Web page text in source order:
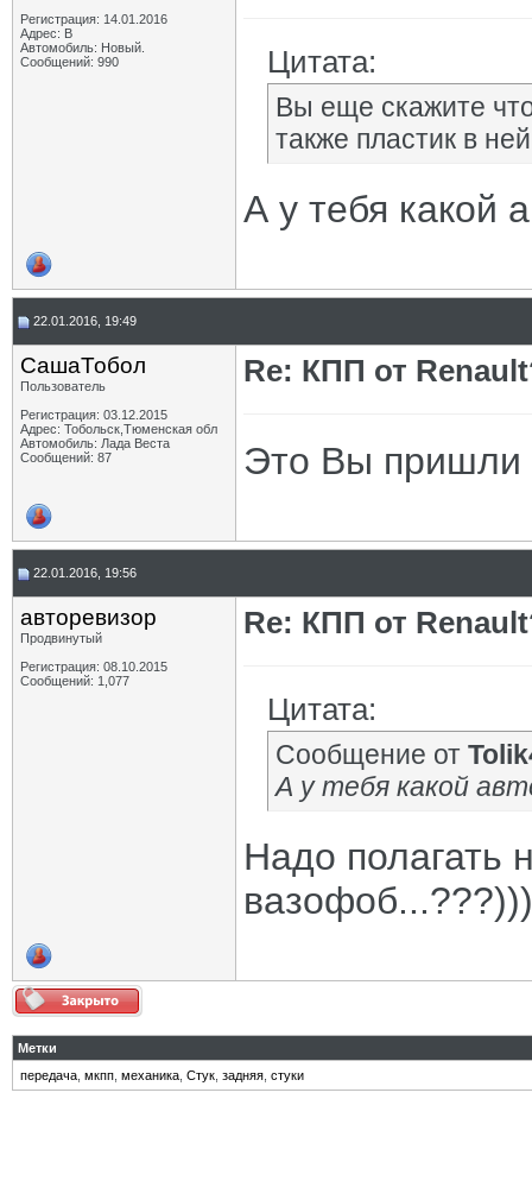
Регистрация: 14.01.2016
Адрес: В
Автомобиль: Новый.
Сообщений: 990
Цитата:
Вы еще скажите
также пластик в
А у тебя какой
22.01.2016, 19:49
СашаТобол
Пользователь
Регистрация: 03.12.2015
Адрес: Тобольск,Тюменская обл
Автомобиль: Лада Веста
Сообщений: 87
Re: КПП от
Это Вы пришли
22.01.2016, 19:56
авторевизор
Продвинутый
Регистрация: 08.10.2015
Сообщений: 1,077
Re: КПП от
Цитата:
Сообщение от
А у тебя какой
Надо полагать
вазофоб...???)))
Метки
передача мкпп механика Стук задняя стуки